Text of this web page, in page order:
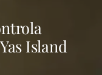
Island